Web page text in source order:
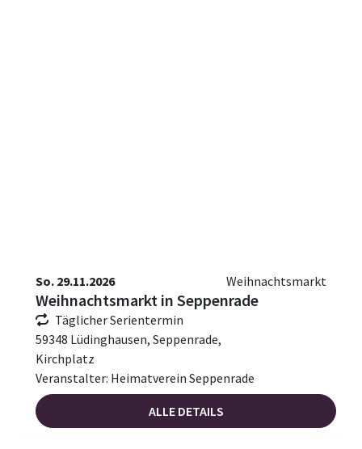
So. 29.11.2026 Weihnachtsmarkt
Weihnachtsmarkt in Seppenrade
Täglicher Serientermin
59348 Lüdinghausen, Seppenrade,
Kirchplatz
Veranstalter: Heimatverein Seppenrade
ALLE DETAILS